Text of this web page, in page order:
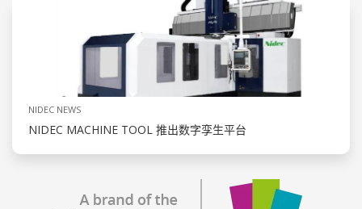
NIDEC NEWS
NIDEC MACHINE TOOL 推出数字孪生平台